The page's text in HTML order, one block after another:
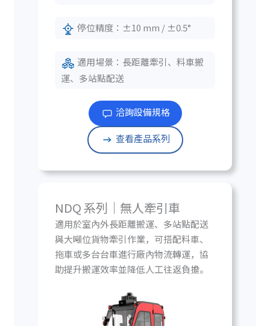
停位精度：±10 mm / ±0.5°
適用場景：長距離牽引、料車搬
運、多站點配送
洽詢設備規格
查看產品系列
NDQ 系列｜無人牽引車
適用於室內外長距離搬運、多站點配送
與大噸位貨物牽引作業，可搭配料車、
拖車或多台台車進行廠內物流轉運，協
助提升搬運效率並降低人工往返負擔。